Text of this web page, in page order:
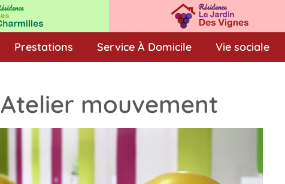
Prestations Service À Domicile Vie sociale
Atelier mouvement